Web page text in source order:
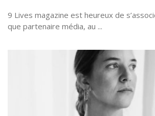
9 Lives magazine est heureux de
que partenaire média, au ...